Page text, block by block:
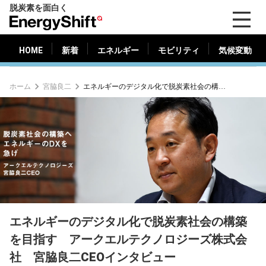
脱炭素を面白く
ナ
ジ
ー
フ
HOME 新着 エネルギー モビリティ 気候変動
新着 エネルギー 気候変動
ホーム 宮脇良二 エネルギーのデジタル化で脱炭素社会の構築を目指す アークエルテクノロジーズ株式会社 宮脇良二CEOインタビュー
エネルギーのデジタル化で脱炭素社会の構築
を目指す アークエルテクノロジーズ株式会
社 宮脇良二CEOインタビュー